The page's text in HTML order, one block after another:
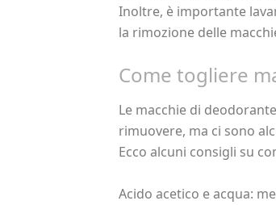
Inoltre, è importante
la rimozione delle
Come togliere
Le macchie di
rimuovere, ma ci sono
Ecco alcuni consigli su
Acido acetico e acqua: